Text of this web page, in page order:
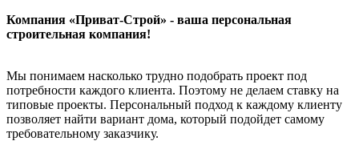
Компания «Приват-Строй» - ваша персональная
строительная компания!
Мы понимаем насколько трудно подобрать проект под
потребности каждого клиента. Поэтому не делаем ставку на
типовые проекты. Персональный подход к каждому клиенту
позволяет найти вариант дома, который подойдет самому
требовательному заказчику.